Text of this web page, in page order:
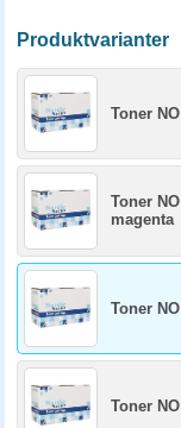
Produktvarianter
Toner
Toner
magenta
Toner
Toner